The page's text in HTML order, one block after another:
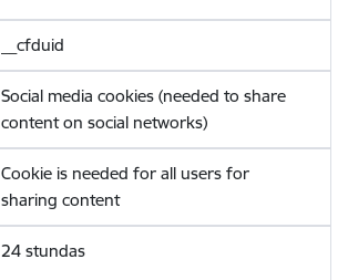
__cfduid
Social media cookies (needed to share
content on social networks)
Cookie is needed for all users for
sharing content
24 stundas